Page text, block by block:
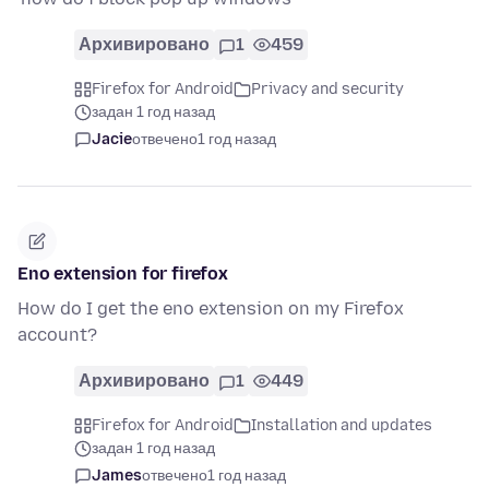
Архивировано 1 459
Firefox for Android
Privacy and security
задан 1 год назад
Jacieотвечено1 год назад
Eno extension for firefox
How do I get the eno extension on my Firefox
account?
Архивировано 1 449
Firefox for Android
Installation and updates
задан 1 год назад
Jamesотвечено1 год назад